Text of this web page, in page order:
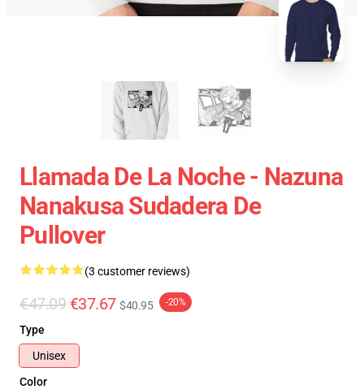
Llamada De La Noche - Nazuna
Nanakusa Sudadera De
Pullover
(3 customer reviews)
€47.09 €37.67 $40.95 -20%
Type
Unisex
Color